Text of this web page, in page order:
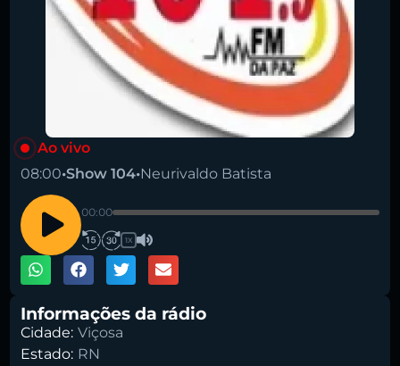
Pesquise aqui a sua rádio favorita:
Buscar rádio
Ao vivo
08:00•Show 104•Neurivaldo Batista
00:00
1X
Informações da rádio
Cidade: Viçosa
Estado: RN